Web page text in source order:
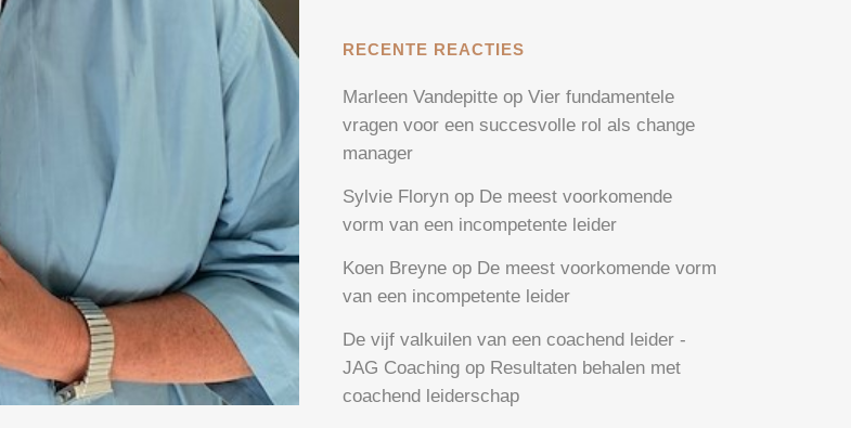
RECENTE REACTIES
Marleen Vandepitte opVier fundamentele
vragen voor een succesvolle rol als change
manager
Sylvie Floryn op De meest voorkomende
vorm van een incompetente leider
Koen Breyne op De meest voorkomende vorm
van een incompetente leider
De vijf valkuilen van een coachend leider -
JAG Coaching op Resultaten behalen met
coachend leiderschap